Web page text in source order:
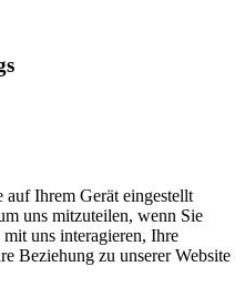
Ihrem Gerät eingestellt
uns mitzuteilen, wenn Sie
mit uns interagieren, Ihre
Beziehung zu unserer Website